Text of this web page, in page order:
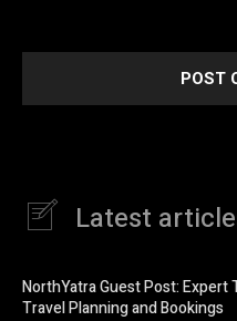
Latest
NorthYatra Guest Post: Expert
Travel Planning and Bookings